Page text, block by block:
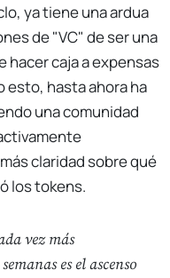
ya tiene una ardua
de "VC" de ser una
hacer caja a expensas
esto, hasta ahora ha
una comunidad
claridad sobre qué
los tokens.
vez más
es el ascenso